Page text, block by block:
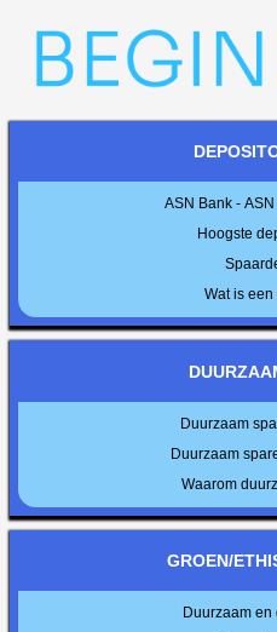
ASN Bank -
Hoogste
Wat is
Duurzaam
Duurzaam
Waarom
GROEN/
Duurzaam